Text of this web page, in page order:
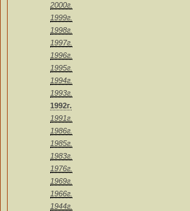
2000г.
1999г.
1998г.
1997г.
1996г.
1995г.
1994г.
1993г.
1992г.
1991г.
1986г.
1985г.
1983г.
1976г.
1969г.
1966г.
1944г.